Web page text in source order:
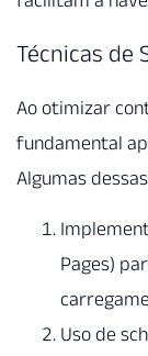
Técnicas de
Ao otimizar
fundamental
Algumas
Pages)
Uso de